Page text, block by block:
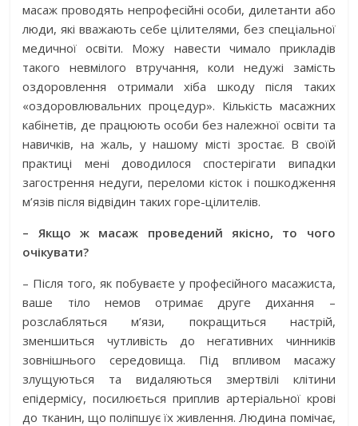
масаж проводять непрофесійні особи, дилетанти або
люди, які вважають себе цілителями, без спеціальної
медичної освіти. Можу навести чимало прикладів
такого невмілого втручання, коли недужі замість
оздоровлення отримали хіба шкоду після таких
«оздоровлювальних процедур». Кількість масажних
кабінетів, де працюють особи без належної освіти та
навичків, на жаль, у нашому місті зростає. В своїй
практиці мені доводилося спостерігати випадки
загострення недуги, переломи кісток і пошкодження
м’язів після відвідин таких горе-цілителів.
– Якщо ж масаж проведений якісно, то чого
очікувати?
– Після того, як побуваєте у професійного масажиста,
ваше тіло немов отримає друге дихання –
розслабляться м’язи, покращиться настрій,
зменшиться чутливість до негативних чинників
зовнішнього середовища. Під впливом масажу
злущуються та видаляються змертвілі клітини
епідермісу, посилюється приплив артеріальної крові
до тканин, що поліпшує їх живлення. Людина помічає,